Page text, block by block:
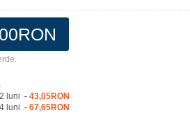
luni - 43,05RON
luni - 67,65RON